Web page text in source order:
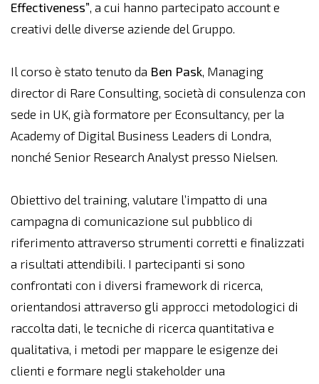
Effectiveness”, a cui hanno partecipato account e
creativi delle diverse aziende del Gruppo.
Il corso è stato tenuto da Ben Pask, Managing
director di Rare Consulting, società di consulenza con
sede in UK, già formatore per Econsultancy, per la
Academy of Digital Business Leaders di Londra,
nonché Senior Research Analyst presso Nielsen.
Obiettivo del training, valutare l’impatto di una
campagna di comunicazione sul pubblico di
riferimento attraverso strumenti corretti e finalizzati
a risultati attendibili. I partecipanti si sono
confrontati con i diversi framework di ricerca,
orientandosi attraverso gli approcci metodologici di
raccolta dati, le tecniche di ricerca quantitativa e
qualitativa, i metodi per mappare le esigenze dei
clienti e formare negli stakeholder una